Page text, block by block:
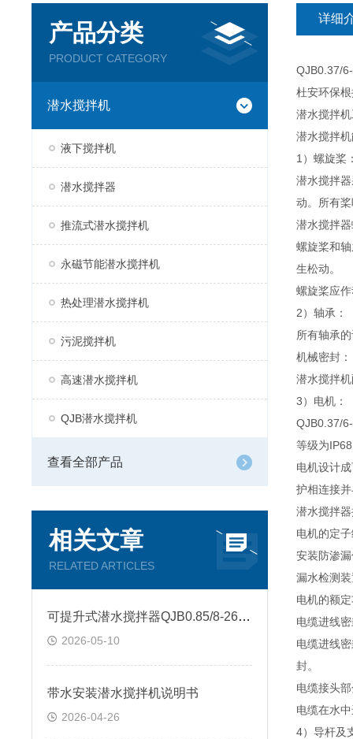
产品分类
PRODUCT CATEGORY
潜水搅拌机
液下搅拌机
潜水搅拌器
推流式潜水搅拌机
永磁节能潜水搅拌机
热处理潜水搅拌机
污泥搅拌机
高速潜水搅拌机
QJB潜水搅拌机
查看全部产品
相关文章
RELATED ARTICLES
可提升式潜水搅拌器QJB0.85/8-260/3-740S技术参数
2026-05-10
带水安装潜水搅拌机说明书
2026-04-26
详细
QJB0.37/
杜安环保
潜水搅拌
潜水搅拌
1）螺旋桨
潜水搅拌
动。所有
潜水搅拌
螺旋桨和
生松动。
螺旋桨应
2）轴承：
所有轴承
机械密封：
潜水搅拌
3）电机：
QJB0.37/
等级为
电机设计
护相连接
潜水搅拌
电机的定
安装防渗
漏水检测
电机的额
电缆进线
电缆进线
封。
电缆接头
电缆在水
4）导杆及